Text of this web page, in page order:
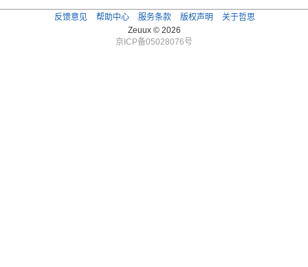
反馈意见 帮助中心 服务条款 版权声明
关于哲思
Zeuux © 2026
京ICP备05028076号